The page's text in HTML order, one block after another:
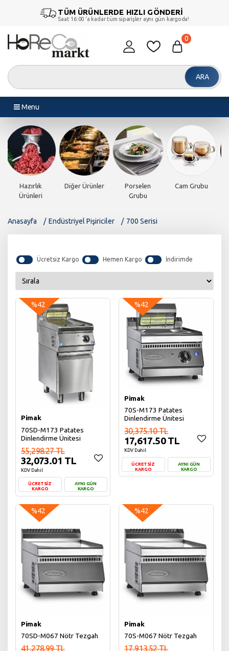
TÜM ÜRÜNLERDE HIZLI GÖNDERİ
Saat 16:00 ‘a kadar tüm siparişler aynı gün kargoda!
ARA
0
Menu
Piliç Makinesi
Döner
Endüstriyel
Fırınlar
Endüstriyel
Anasayfa Endüstriyel Pişiriciler 700 Serisi
Ücretsiz Kargo Hemen Kargo İndirimde
%42
Pimak
70SD-M173 Patates
Dinlendirme Ünitesi
55,298.27 TL
32,073.01 TL
KDV Dahil
ÜCRETSİZ
KARGO
AYNI GÜN
KARGO
Sepete Ekle
%42
Pimak
70S-M173 Patates
Dinlendirme Ünitesi
30,375.10 TL
17,617.50 TL
KDV Dahil
ÜCRETSİZ
KARGO
AYNI GÜN
KARGO
%42
Pimak
70SD-M067 Nötr Tezgah
41,278.99 TL
%42
Pimak
70S-M067 Nötr Tezgah
17,913.52 TL